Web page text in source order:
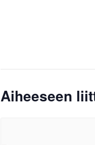
Aiheeseen